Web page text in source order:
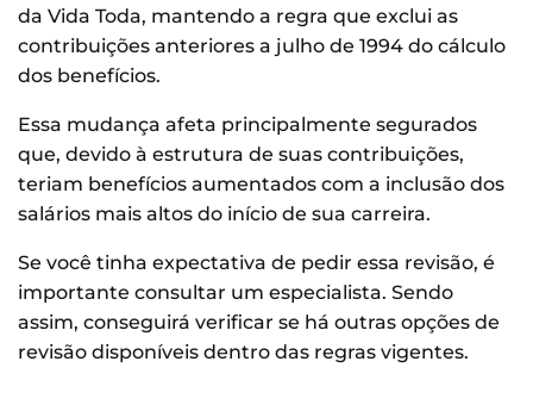
da Vida Toda, mantendo a regra que exclui as
contribuições anteriores a julho de 1994 do cálculo
dos benefícios.
Essa mudança afeta principalmente segurados
que, devido à estrutura de suas contribuições,
teriam benefícios aumentados com a inclusão dos
salários mais altos do início de sua carreira.
Se você tinha expectativa de pedir essa revisão, é
importante consultar um especialista. Sendo
assim, conseguirá verificar se há outras opções de
revisão disponíveis dentro das regras vigentes.